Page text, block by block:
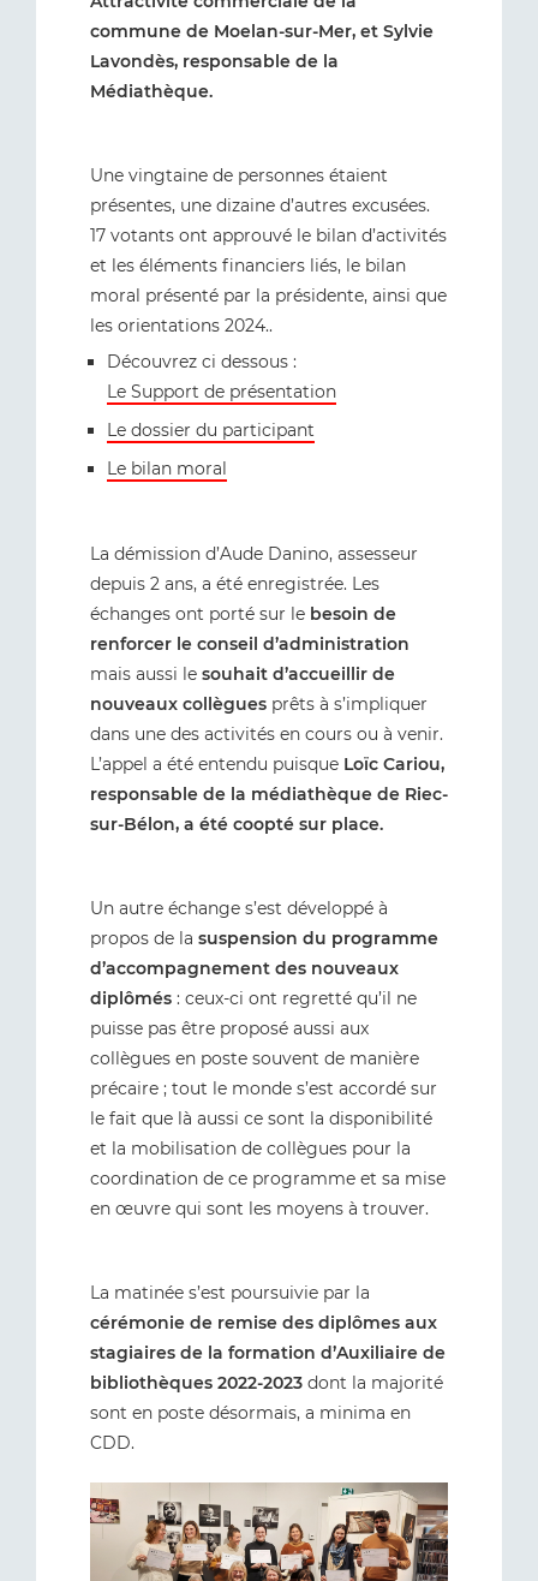
commune de Moelan-sur-Mer, et Sylvie
Lavondès, responsable de la
Médiathèque.
Une vingtaine de personnes étaient
présentes, une dizaine d’autres excusées.
17 votants ont approuvé le bilan d’activités
et les éléments financiers liés, le bilan
moral présenté par la présidente, ainsi que
les orientations 2024..
Découvrez ci dessous :
Le Support de présentation
Le dossier du participant
Le bilan moral
La démission d’Aude Danino, assesseur
depuis 2 ans, a été enregistrée. Les
échanges ont porté sur le besoin de
renforcer le conseil d’administration
mais aussi le souhait d’accueillir de
nouveaux collègues prêts à s’impliquer
dans une des activités en cours ou à venir.
L’appel a été entendu puisque Loïc Cariou,
responsable de la médiathèque de Riec-
sur-Bélon, a été coopté sur place.
Un autre échange s’est développé à
propos de la suspension du programme
d’accompagnement des nouveaux
diplômés : ceux-ci ont regretté qu’il ne
puisse pas être proposé aussi aux
collègues en poste souvent de manière
précaire ; tout le monde s’est accordé sur
le fait que là aussi ce sont la disponibilité
et la mobilisation de collègues pour la
coordination de ce programme et sa mise
en œuvre qui sont les moyens à trouver.
La matinée s’est poursuivie par la
cérémonie de remise des diplômes aux
stagiaires de la formation d’Auxiliaire de
bibliothèques 2022-2023 dont la majorité
sont en poste désormais, a minima en
CDD.